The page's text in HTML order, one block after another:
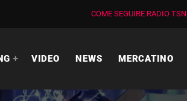
COME SEGUIRE RADIO TSN
VIDEO NEWS MERCATINO